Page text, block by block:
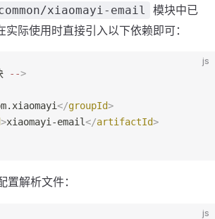
xiaomayi-email
模块中已
际使用时直接引入以下依赖即可：
js
-->
</groupId>
>xiaomayi-email</artifactId>
置解析文件：
js